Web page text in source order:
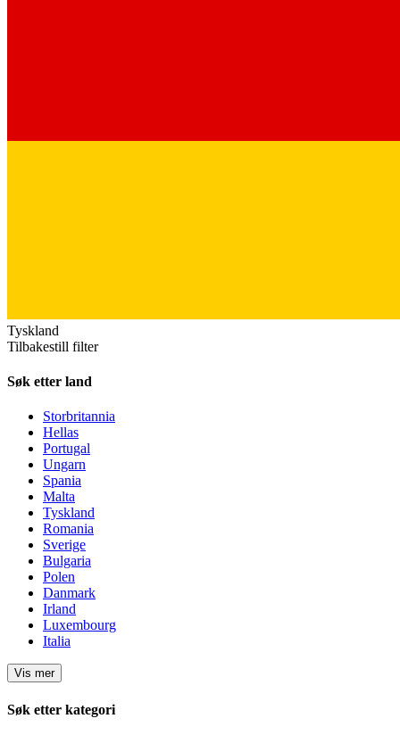
Tyskland
Tilbakestill filter
Søk etter land
Storbritannia
Hellas
Portugal
Ungarn
Spania
Malta
Tyskland
Romania
Sverige
Bulgaria
Polen
Danmark
Irland
Luxembourg
Italia
Vis mer
Søk etter kategori